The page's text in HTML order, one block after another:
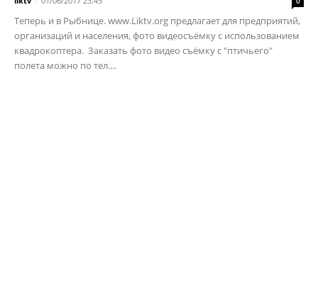
Теперь и в Рыбнице. www.Liktv.org предлагает для предприятий,
организаций и населения, фото видеосъёмку с использованием
квадрокоптера. Заказать фото видео съёмку с "птичьего"
полета можно по тел....